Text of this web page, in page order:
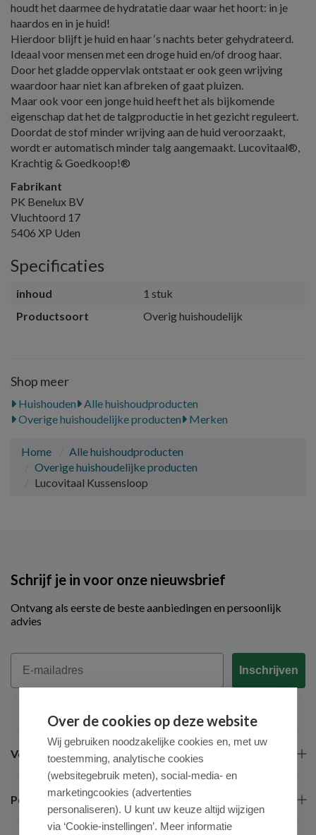
houdt het daarmee de hydratatie daar waar het hoort: in je
haardos en in je huid!
Hierdoor blijft je huid en haar ‘s nachts beter gehydrateerd.
Ideaal voor mensen met een droge huid en/of droog haar.
Door het gladde oppervlak ontstaat er ook geen wrijving
waardoor haar niet kan afbreken of gaat pluizen.
Maar ook voor een jonge huid heeft het als bijkomende
eigenschap dat het de talgproductie in het gezicht reguleert.
Doordat de stof minder wrijving aan de huid veroorzaakt,
wordt er automatisch minder talg aangemaakt. Lucovitaal®,
Krachtig & Goedkoop!®
Fabrikant
PK Benelux BV
Vluchtoord 17
5406 XP Uden
Specificaties
inhoud
1 stuk
Productsoort
Overig huishoudelijk
Shop meer
Huishouden
Alle huishoudproducten
Overige huishoudelijke producten
Merken
Home
Alle huishoudproducten
Overige huishoudelijke producten
Lucovitaal Kussensloop
Schrijf je in voor onze nieuwsbrief
Ontvang als eerste de beste aanbiedingen en persoonlijk
advies
Email
Inschrijven
Veel gestelde vragen
Populaire merken
Over de cookies op deze website
Wij gebruiken noodzakelijke cookies en, met uw
toestemming, analytische cookies
(websitegebruik meten), social-media- en
marketingcookies (advertenties
personaliseren). U kunt uw keuze altijd wijzigen
via ‘Cookie-instellingen’. Meer informatie